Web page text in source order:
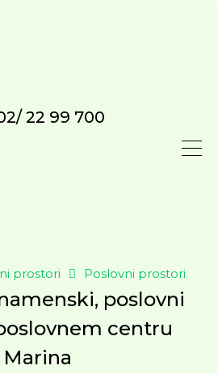
22 99 700
prostori Poslovni prostori
poslovni
centru
Marina